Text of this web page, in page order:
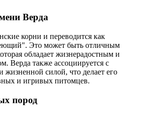
Верда
корни и переводится как
Это может быть отличным
обладает жизнерадостным и
Верда также ассоциируется с
жизненной силой, что делает его
и игривых питомцев.
пород